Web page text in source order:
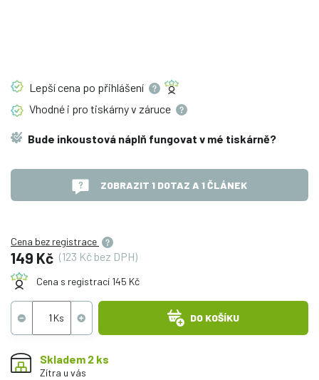
Lepší cena po přihlášení
Vhodné i pro tiskárny v záruce
Bude inkoustová náplň fungovat v mé tiskárně?
ZOBRAZIT 1 DOTAZ A 1 ČLÁNEK
Cena bez registrace
149 Kč (123 Kč bez DPH)
Cena s registrací 145 Kč
DO KOŠÍKU
Skladem 2 ks
Zítra u vás